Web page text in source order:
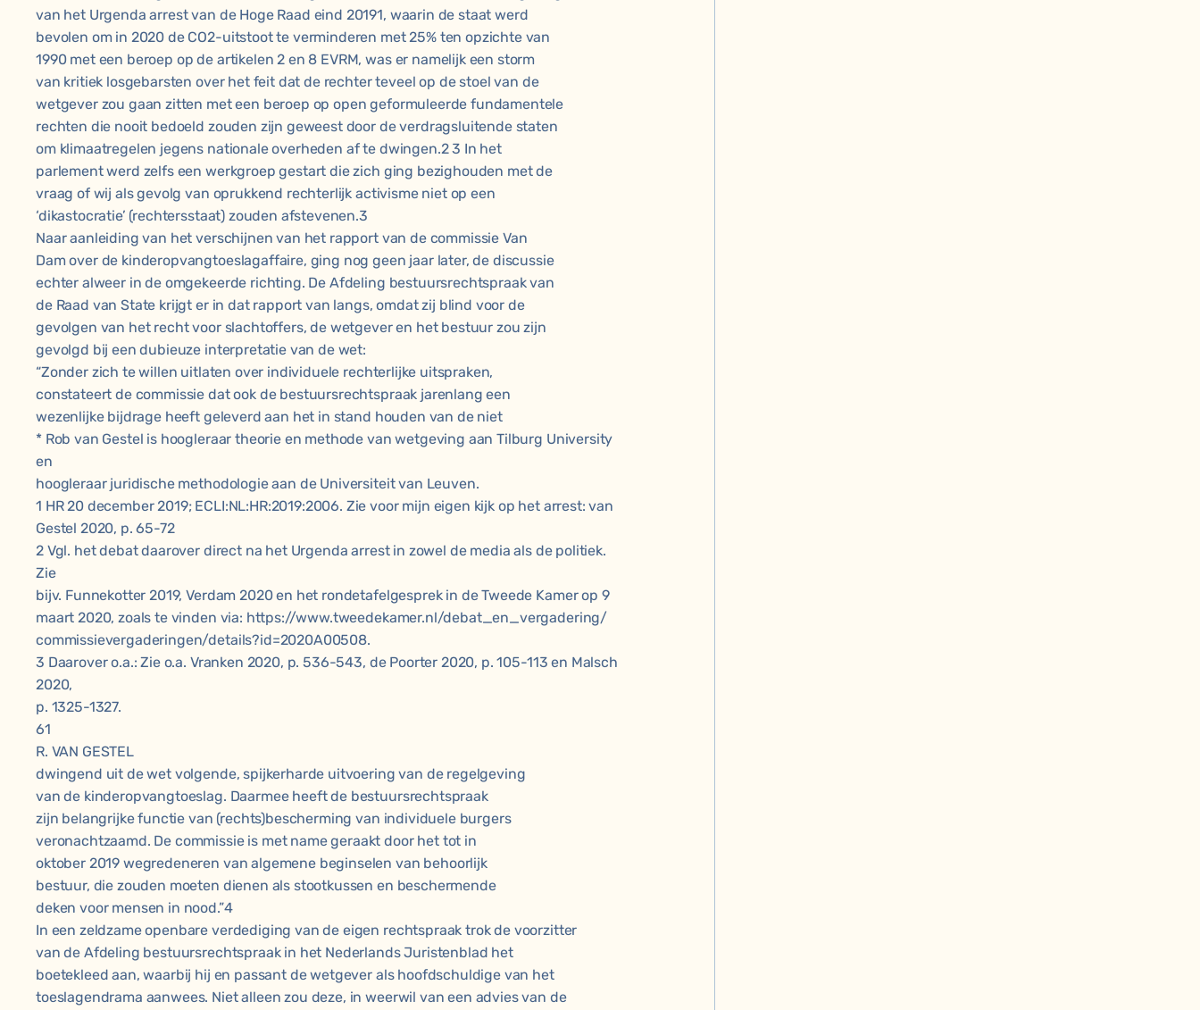
van het Urgenda arrest van de Hoge Raad eind 20191, waarin de staat werd
bevolen om in 2020 de CO2-uitstoot te verminderen met 25% ten opzichte van
1990 met een beroep op de artikelen 2 en 8 EVRM, was er namelijk een storm
van kritiek losgebarsten over het feit dat de rechter teveel op de stoel van de
wetgever zou gaan zitten met een beroep op open geformuleerde fundamentele
rechten die nooit bedoeld zouden zijn geweest door de verdragsluitende staten
om klimaatregelen jegens nationale overheden af te dwingen.2 3 In het
parlement werd zelfs een werkgroep gestart die zich ging bezighouden met de
vraag of wij als gevolg van oprukkend rechterlijk activisme niet op een
‘dikastocratie’ (rechtersstaat) zouden afstevenen.3
Naar aanleiding van het verschijnen van het rapport van de commissie Van
Dam over de kinderopvangtoeslagaffaire, ging nog geen jaar later, de discussie
echter alweer in de omgekeerde richting. De Afdeling bestuursrechtspraak van
de Raad van State krijgt er in dat rapport van langs, omdat zij blind voor de
gevolgen van het recht voor slachtoffers, de wetgever en het bestuur zou zijn
gevolgd bij een dubieuze interpretatie van de wet:
“Zonder zich te willen uitlaten over individuele rechterlijke uitspraken,
constateert de commissie dat ook de bestuursrechtspraak jarenlang een
wezenlijke bijdrage heeft geleverd aan het in stand houden van de niet
* Rob van Gestel is hoogleraar theorie en methode van wetgeving aan Tilburg University
en
hoogleraar juridische methodologie aan de Universiteit van Leuven.
1 HR 20 december 2019; ECLI:NL:HR:2019:2006. Zie voor mijn eigen kijk op het arrest: van
Gestel 2020, p. 65-72
2 Vgl. het debat daarover direct na het Urgenda arrest in zowel de media als de politiek.
Zie
bijv. Funnekotter 2019, Verdam 2020 en het rondetafelgesprek in de Tweede Kamer op 9
maart 2020, zoals te vinden via: https://www.tweedekamer.nl/debat_en_vergadering/
commissievergaderingen/details?id=2020A00508.
3 Daarover o.a.: Zie o.a. Vranken 2020, p. 536-543, de Poorter 2020, p. 105-113 en Malsch
2020,
p. 1325-1327.
61
R. VAN GESTEL
dwingend uit de wet volgende, spijkerharde uitvoering van de regelgeving
van de kinderopvangtoeslag. Daarmee heeft de bestuursrechtspraak
zijn belangrijke functie van (rechts)bescherming van individuele burgers
veronachtzaamd. De commissie is met name geraakt door het tot in
oktober 2019 wegredeneren van algemene beginselen van behoorlijk
bestuur, die zouden moeten dienen als stootkussen en beschermende
deken voor mensen in nood.”4
In een zeldzame openbare verdediging van de eigen rechtspraak trok de voorzitter
van de Afdeling bestuursrechtspraak in het Nederlands Juristenblad het
boetekleed aan, waarbij hij en passant de wetgever als hoofdschuldige van het
toeslagendrama aanwees. Niet alleen zou deze, in weerwil van een advies van de